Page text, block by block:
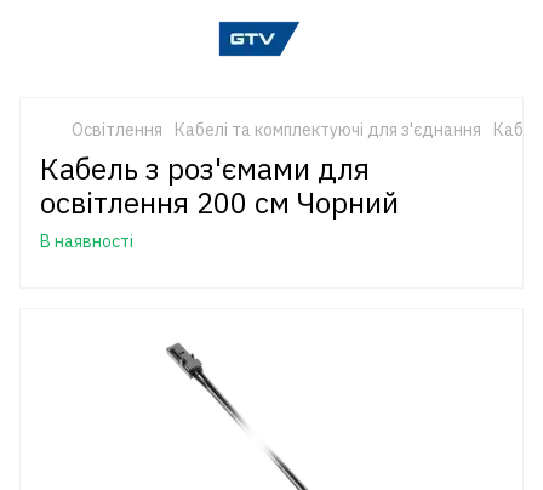
Освітлення Кабелі та комплектуючі для з'єднання
Кабель з роз'ємами для
освітлення 200 см Чорний
В наявності